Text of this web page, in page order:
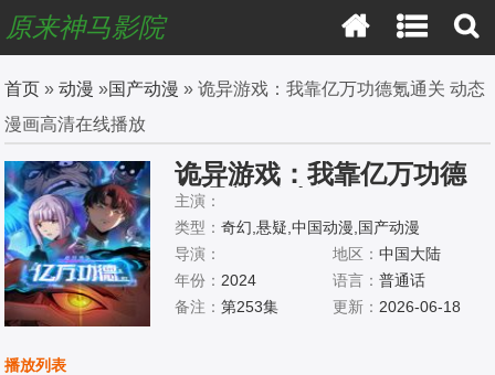
原来神马影院
首页 »动漫 »国产动漫 » 诡异游戏：我靠亿万功德氪通关 动态
漫画高清在线播放
诡异游戏：我靠亿万功德
氪通关 动态漫画
主演：
类型：奇幻,悬疑,中国动漫,国产动漫
导演：
地区： 中国大陆
年份： 2024 语言： 普通话
备注：第253集 更新： 2026-06-18
播放列表